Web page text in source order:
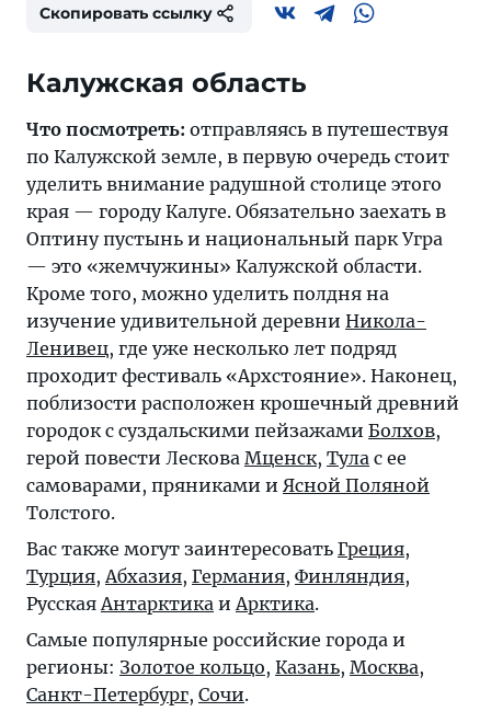
Скопировать ссылку
Калужская область
Что посмотреть: отправляясь в путешествуя
по Калужской земле, в первую очередь стоит
уделить внимание радушной столице этого
края — городу Калуге. Обязательно заехать в
Оптину пустынь и национальный парк Угра
— это «жемчужины» Калужской области.
Кроме того, можно уделить полдня на
изучение удивительной деревни Никола-
Ленивец, где уже несколько лет подряд
проходит фестиваль «Архстояние». Наконец,
поблизости расположен крошечный древний
городок c суздальскими пейзажами Болхов,
герой повести Лескова Мценск, Тула с ее
самоварами, пряниками и Ясной Поляной
Толстого.
Вас также могут заинтересовать Греция,
Турция, Абхазия, Германия, Финляндия,
Русская Антарктика и Арктика.
Самые популярные российские города и
регионы: Золотое кольцо, Казань, Москва,
Санкт-Петербург, Сочи.